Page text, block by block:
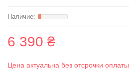
6 390 ₴
Цена актуальна без отсрочки оплаты